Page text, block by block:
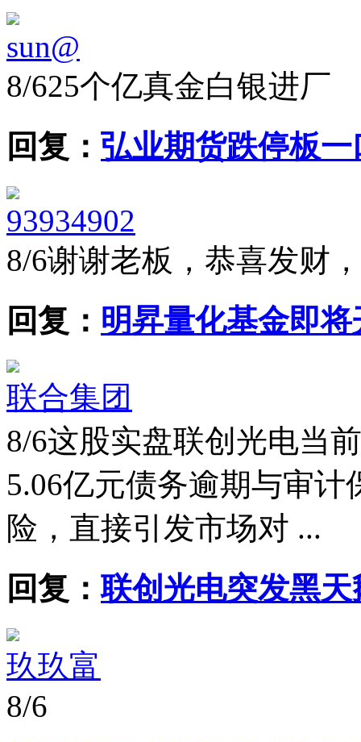
sun@
8/625个亿真金白银进厂
回复： 弘业期货跌停板一
93934902
8/6谢谢老板，恭喜发财
回复： 明昇量化基金即
联合集团
8/6这股实盘联创光电当
5.06亿元债务逾期与审
险，直接引发市场对 ...
回复：联创光电突发黑天
玖玖富
8/6